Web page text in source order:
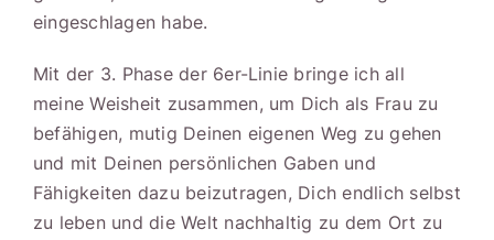
eingeschlagen habe.
Mit der 3. Phase der 6er-Linie bringe ich all
meine Weisheit zusammen, um Dich als Frau zu
befähigen, mutig Deinen eigenen Weg zu gehen
und mit Deinen persönlichen Gaben und
Fähigkeiten dazu beizutragen, Dich endlich selbst
zu leben und die Welt nachhaltig zu dem Ort zu